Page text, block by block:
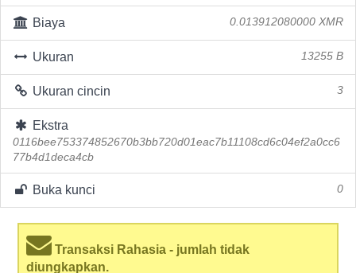
Biaya 0.013912080000 XMR
Ukuran 13255 B
Ukuran cincin 3
Ekstra
0116bee753374852670b3bb720d01eac7b11108cd6c04ef2a0cc6
77b4d1deca4cb
Buka kunci 0
Transaksi Rahasia - jumlah tidak
diungkapkan.